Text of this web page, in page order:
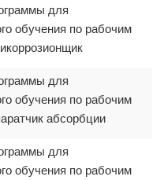
для
обучения по рабочим
для
обучения по рабочим
абсорбции
для
обучения по рабочим